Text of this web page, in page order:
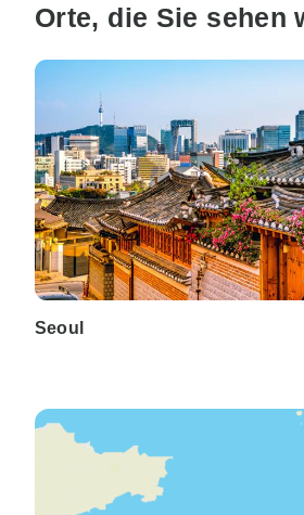
Orte, die Sie sehen
Seoul